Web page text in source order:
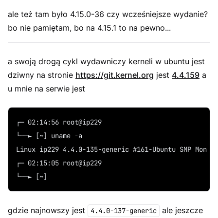
ale też tam było 4.15.0-36 czy wcześniejsze wydanie?
bo nie pamiętam, bo na 4.15.1 to na pewno...
a swoją drogą cykl wydawniczy kerneli w ubuntu jest
dziwny na stronie https://git.kernel.org jest 4.4.159 a
u mnie na serwie jest
┌─ 02:14:56 root@ip229
└──► [~] uname -a
Linux ip229 4.4.0-135-generic #161-Ubuntu SMP Mon
┌─ 02:15:05 root@ip229
└──► [~]
gdzie najnowszy jest 4.4.0-137-generic ale jeszcze